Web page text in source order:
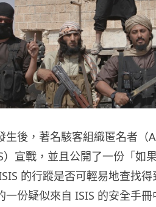
生後，著名駭客組織匿名者
）宣戰，並且公開了一份「如
的行蹤是否可輕易地查找
一份疑似來自 ISIS 的安全手